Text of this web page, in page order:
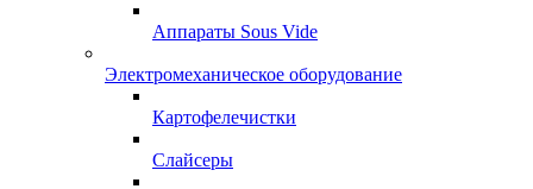
Аппараты Sous Vide
Электромеханическое оборудование
Картофелечистки
Слайсеры